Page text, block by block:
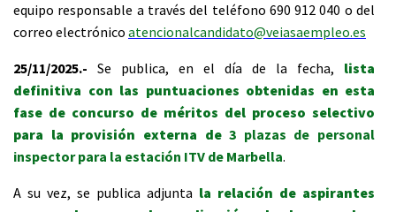
equipo responsable a través del teléfono 690 912 040 o del
correo electrónico atencionalcandidato@veiasaempleo.es
25/11/2025.- Se publica, en el día de la fecha, lista
definitiva con las puntuaciones obtenidas en esta
fase de concurso de méritos del proceso selectivo
para la provisión externa de 3 plazas de personal
inspector para la estación ITV de Marbella.
A su vez, se publica adjunta la relación de aspirantes